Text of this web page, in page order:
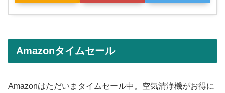
Amazonタイムセール
Amazonはただいまタイムセール中。空気清浄機がお得に